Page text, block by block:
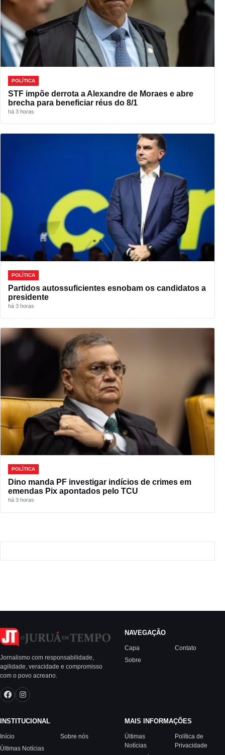
POLÍTICA
STF impõe derrota a Alexandre de Moraes e abre
brecha para beneficiar réus do 8/1
há 3 horas
POLÍTICA
Partidos autossuficientes esnobam os candidatos a
presidente
há 3 horas
POLÍTICA
Dino manda PF investigar indícios de crimes em
emendas Pix apontados pelo TCU
há 3 horas
Jornalismo com responsabilidade,
agilidade, veracidade e compromisso
com o povo acreano.
NAVEGAÇÃO
Capa
Sobre
Contato
INSTITUCIONAL
Início
Últimas Notícias
Sobre nós
MAIS INFORMAÇÕES
Últimas
Notícias
Política de
Privacidade